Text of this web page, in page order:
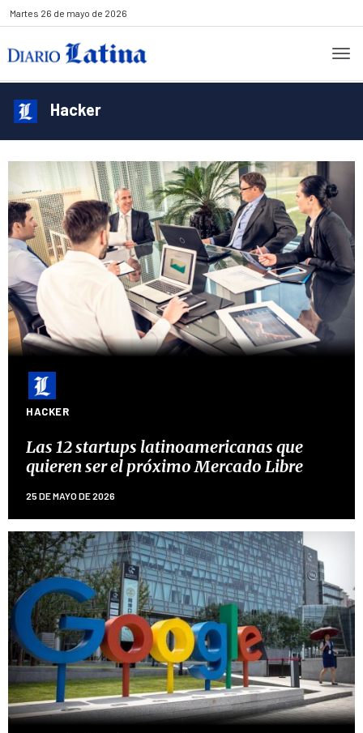
Martes 26 de mayo de 2026
Hacker
HACKER
Las 12 startups latinoamericanas que
quieren ser el próximo Mercado Libre
25 DE MAYO DE 2026